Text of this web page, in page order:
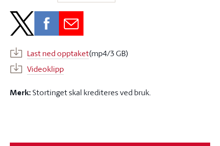
Last ned opptaket(mp4/3 GB)
Videoklipp
Merk:Stortinget skal krediteres ved bruk.